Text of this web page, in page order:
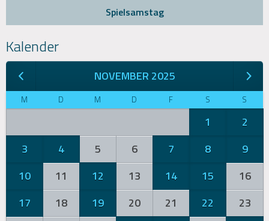
Spielsamstag
Kalender
NOVEMBER 2025
M D M D F S S
1
2
3
4 5 6 7 8
9
10
11 12 13 14 15
16
17
18 19 20 21 22
23